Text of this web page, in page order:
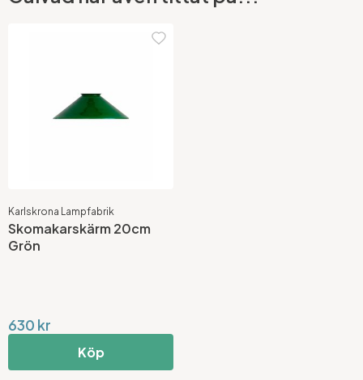
Karlskrona Lampfabrik
Skomakarskärm 20cm
Grön
630 kr
Köp